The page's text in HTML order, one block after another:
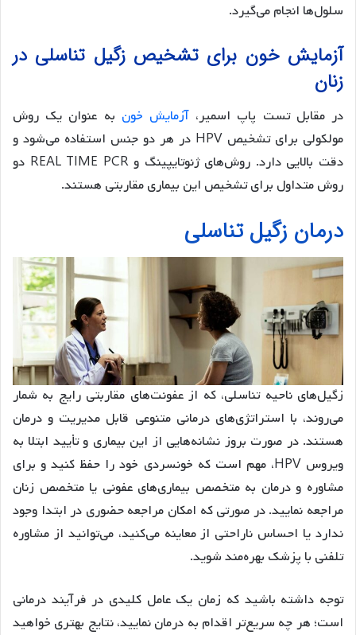
سلول‌ها انجام می‌گیرد.
آزمایش خون برای تشخیص زگیل تناسلی در
زنان
در مقابل تست پاپ اسمیر، آزمایش خون به عنوان یک روش
مولکولی برای تشخیص HPV در هر دو جنس استفاده می‌شود و
دقت بالایی دارد. روش‌های ژنوتایپینگ و REAL TIME PCR دو
روش متداول برای تشخیص این بیماری مقاربتی هستند.
درمان زگیل تناسلی
زگیل‌های ناحیه تناسلی، که از عفونت‌های مقاربتی رایج به شمار
می‌روند، با استراتژی‌های درمانی متنوعی قابل مدیریت و درمان
هستند. در صورت بروز نشانه‌هایی از این بیماری و تأیید ابتلا به
ویروس HPV، مهم است که خونسردی خود را حفظ کنید و برای
مشاوره و درمان به متخصص بیماری‌های عفونی یا متخصص زنان
مراجعه نمایید. در صورتی که امکان مراجعه حضوری در ابتدا وجود
ندارد یا احساس ناراحتی از معاینه می‌کنید، می‌توانید از مشاوره
تلفنی با پزشک بهره‌مند شوید.
توجه داشته باشید که زمان یک عامل کلیدی در فرآیند درمانی
است؛ هر چه سریع‌تر اقدام به درمان نمایید، نتایج بهتری خواهید